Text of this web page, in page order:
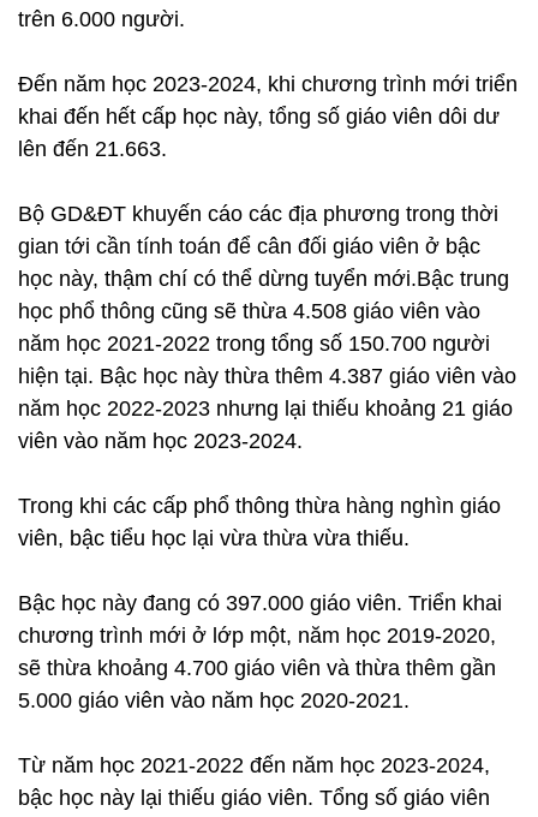
trên 6.000 người.
Đến năm học 2023-2024, khi chương trình mới triển
khai đến hết cấp học này, tổng số giáo viên dôi dư
lên đến 21.663.
Bộ GD&ĐT khuyến cáo các địa phương trong thời
gian tới cần tính toán để cân đối giáo viên ở bậc
học này, thậm chí có thể dừng tuyển mới.Bậc trung
học phổ thông cũng sẽ thừa 4.508 giáo viên vào
năm học 2021-2022 trong tổng số 150.700 người
hiện tại. Bậc học này thừa thêm 4.387 giáo viên vào
năm học 2022-2023 nhưng lại thiếu khoảng 21 giáo
viên vào năm học 2023-2024.
Trong khi các cấp phổ thông thừa hàng nghìn giáo
viên, bậc tiểu học lại vừa thừa vừa thiếu.
Bậc học này đang có 397.000 giáo viên. Triển khai
chương trình mới ở lớp một, năm học 2019-2020,
sẽ thừa khoảng 4.700 giáo viên và thừa thêm gần
5.000 giáo viên vào năm học 2020-2021.
Từ năm học 2021-2022 đến năm học 2023-2024,
bậc học này lại thiếu giáo viên. Tổng số giáo viên